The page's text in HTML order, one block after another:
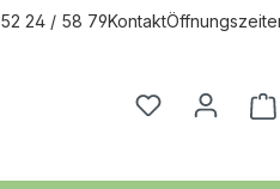
24 / 58 79Kontakt